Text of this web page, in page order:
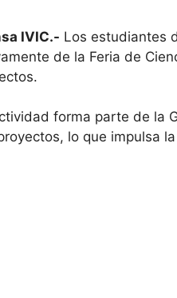
IVIC.- Los estudiantes
de la Feria de
forma parte de la
lo que impulsa